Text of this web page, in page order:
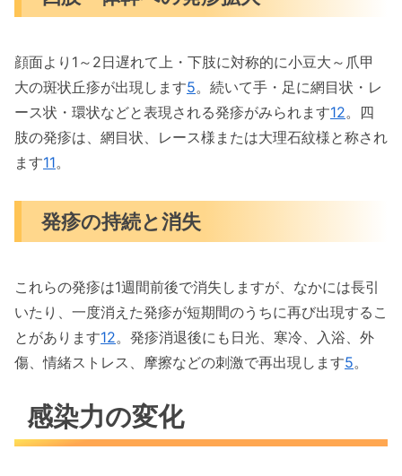
顔面より1～2日遅れて上・下肢に対称的に小豆大～爪甲
大の斑状丘疹が出現します5。続いて手・足に網目状・レ
ース状・環状などと表現される発疹がみられます12。四
肢の発疹は、網目状、レース様または大理石紋様と称され
ます11。
発疹の持続と消失
これらの発疹は1週間前後で消失しますが、なかには長引
いたり、一度消えた発疹が短期間のうちに再び出現するこ
とがあります12。発疹消退後にも日光、寒冷、入浴、外
傷、情緒ストレス、摩擦などの刺激で再出現します5。
感染力の変化